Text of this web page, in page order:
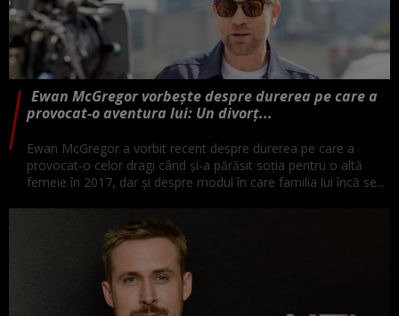
Ewan McGregor vorbește despre durerea pe care a
provocat-o aventura lui: Un divorț...
Ewan McGregor a vorbit recent despre durerea pe care a
provocat-o celor dragi când și-a părăsit soția pentru o altă
femeie în 2017, dar și despre modul în care familia lui încă se...